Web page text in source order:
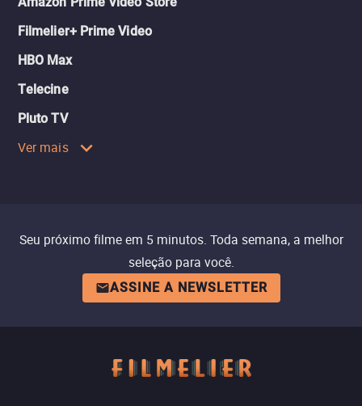
Filmelier+ Prime Video
HBO Max
Telecine
Pluto TV
Ver mais
Seu próximo filme em 5 minutos. Toda semana, a melhor
seleção para você.
ASSINE A NEWSLETTER